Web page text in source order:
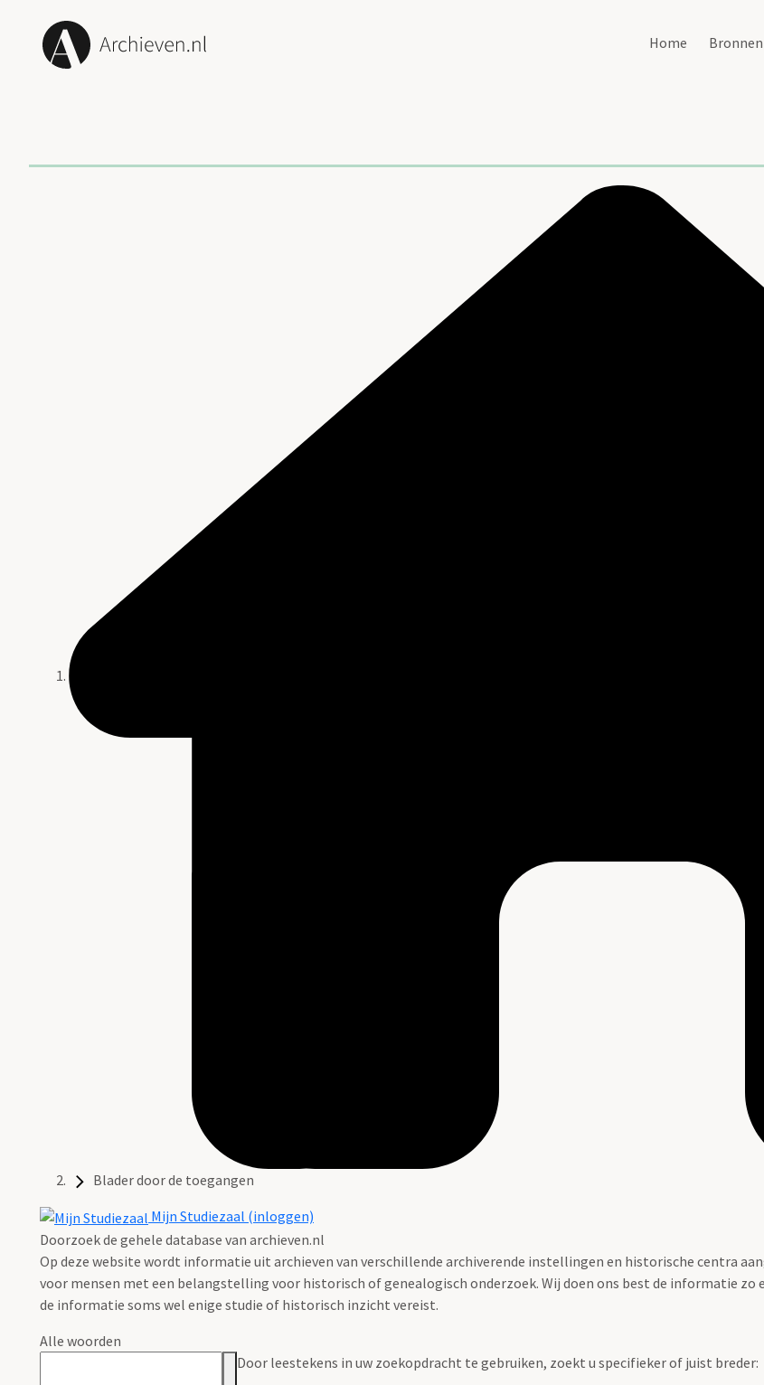
Home Bronnen
Blader door de toegangen
Mijn Studiezaal (inloggen)
Doorzoek de gehele database van archieven.nl
Op deze website wordt informatie uit archieven van verschillende archiverende instellingen en historische centra
voor mensen met een belangstelling voor historisch of genealogisch onderzoek. Wij doen ons best de informatie zo
de informatie soms wel enige studie of historisch inzicht vereist.
Alle woorden
Door leestekens in uw zoekopdracht te gebruiken, zoekt u specifieker of juist breder: